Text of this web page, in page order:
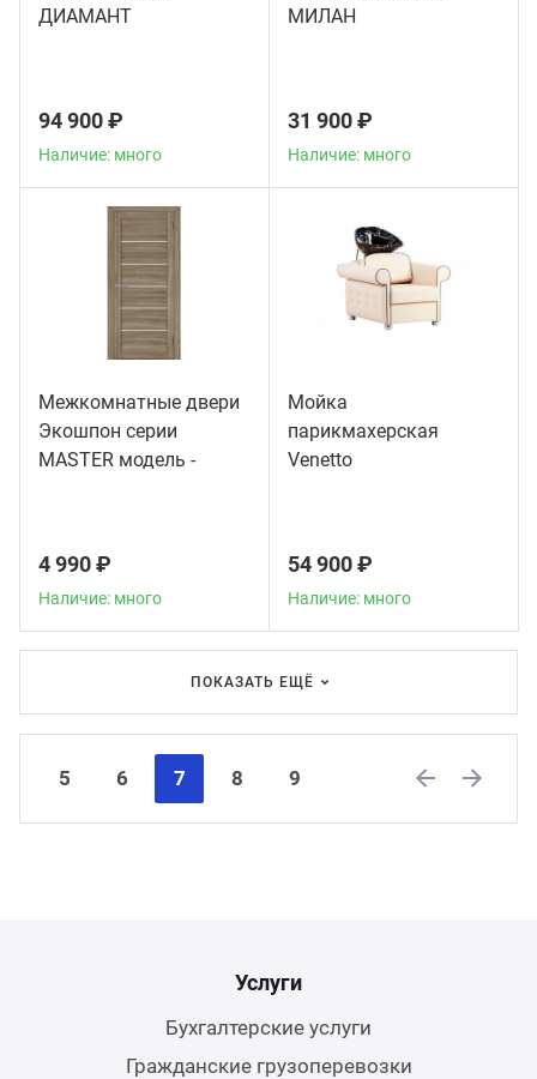
ДИАМАНТ
94 900 ₽
Наличие: много
МИЛАН
31 900 ₽
Наличие: много
Межкомнатные двери
Экошпон серии
MASTER модель -
4 990 ₽
Наличие: много
Мойка
парикмахерская
Venetto
54 900 ₽
Наличие: много
ПОКАЗАТЬ ЕЩЁ
5 6 7 8
9
Услуги
Бухгалтерские услуги
Гражданские грузоперевозки